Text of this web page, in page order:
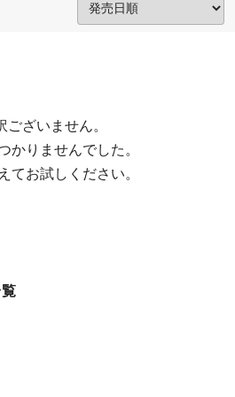
ございません。
えてお試しください。